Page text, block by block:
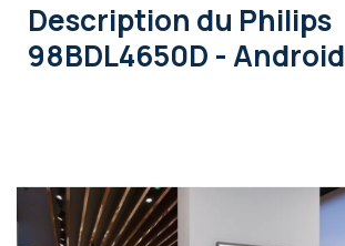
Description du Philips
98BDL4650D - Android